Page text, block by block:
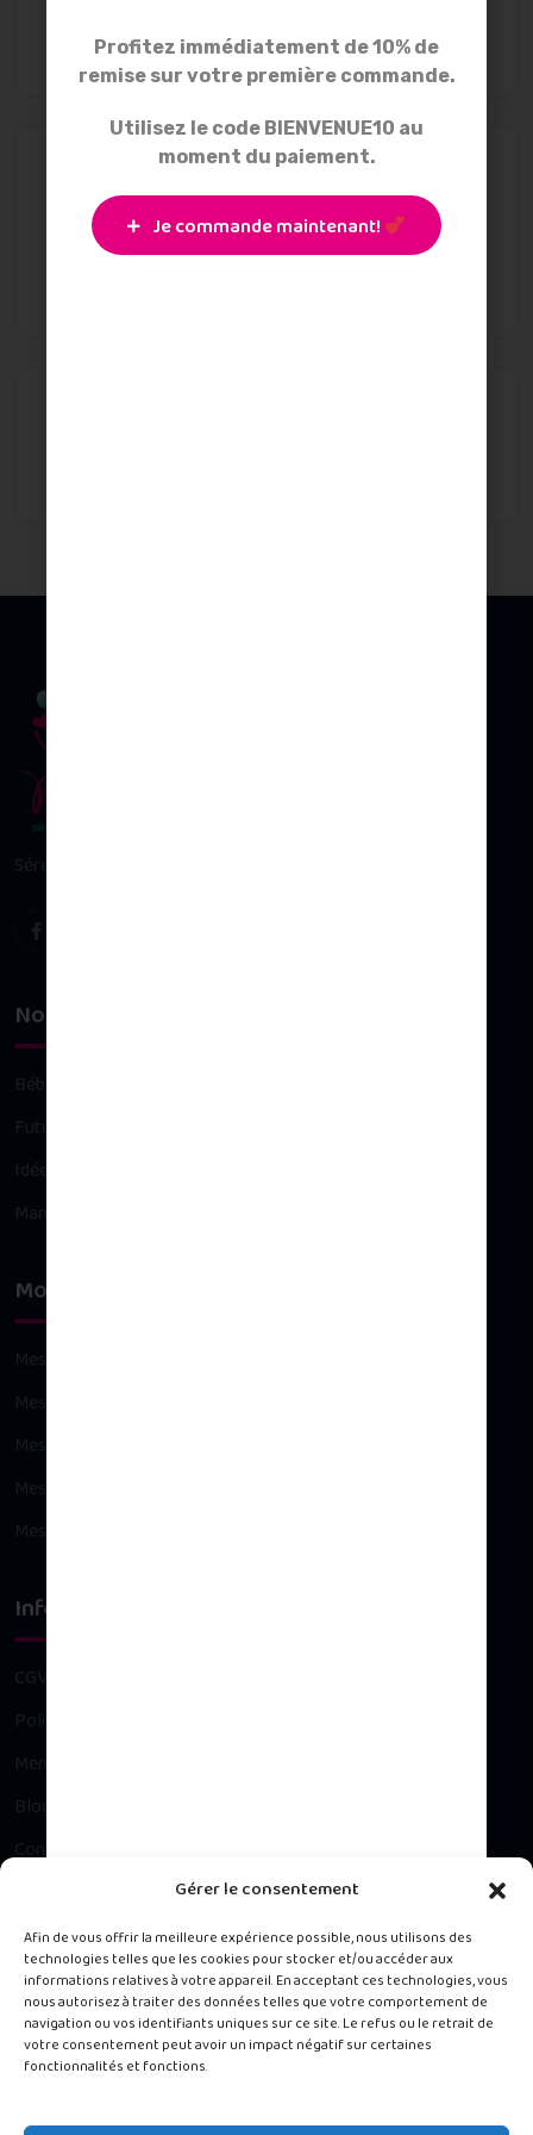
Gérer le consentement
Afin de vous offrir la meilleure expérience possible, nous utilisons des
technologies telles que les cookies pour stocker et/ou accéder aux
informations relatives à votre appareil. En acceptant ces technologies, vous
nous autorisez à traiter des données telles que votre comportement de
navigation ou vos identifiants uniques sur ce site. Le refus ou le retrait de
votre consentement peut avoir un impact négatif sur certaines
fonctionnalités et fonctions.
soutien durables
15 octobre 2025
allaitement
tire-lait
Sérénité & plaisir d’allaiter
Nos univers
Bébé
Future maman
Idées cadeaux
Maman
Mon compte
Mes commandes
Mes avoirs
Mes adresses
Mes informations personnelles
Mes bons de réduction
Infos légales
CGV
Politique de confidentialité
Mentions légales
Blog
Contact
Besoin d’un conseil ?
Contacter notre Service Client du lundi au vendredi, 9h à 16h.
488 rue de la Chapelle, Jarry 97122 Baie-Mahault
Profitez immédiatement de 10% de
remise sur votre première commande.
Utilisez le code BIENVENUE10 au
moment du paiement.
Je commande maintenant!